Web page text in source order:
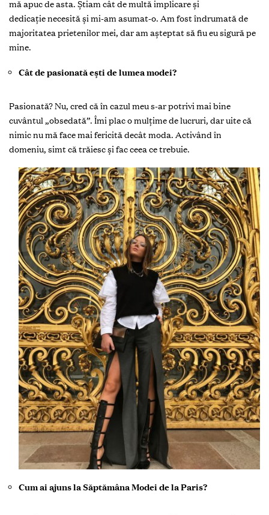
mă apuc de asta. Ştiam cât de multă implicare şi
dedicație necesită şi mi-am asumat-o. Am fost îndrumată de
majoritatea prietenilor mei, dar am aşteptat să fiu eu sigură pe
mine.
Cât de pasionată eşti de lumea modei?
Pasionată? Nu, cred că în cazul meu s-ar potrivi mai bine
cuvântul „obsedată”. Îmi plac o mulţime de lucruri, dar uite că
nimic nu mă face mai fericită decât moda. Activând în
domeniu, simt că trăiesc şi fac ceea ce trebuie.
Cum ai ajuns la Săptămâna Modei de la Paris?